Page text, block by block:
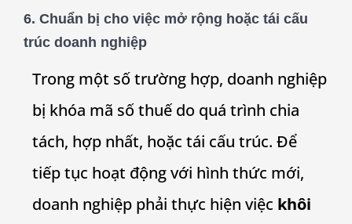
6. Chuẩn bị cho việc mở rộng hoặc tái cấu
trúc doanh nghiệp
Trong một số trường hợp, doanh nghiệp
bị khóa mã số thuế do quá trình chia
tách, hợp nhất, hoặc tái cấu trúc. Để
tiếp tục hoạt động với hình thức mới,
doanh nghiệp phải thực hiện việc khôi